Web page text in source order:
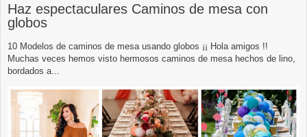
Haz espectaculares Caminos de mesa con
globos
10 Modelos de caminos de mesa usando globos ¡¡ Hola amigos !!
Muchas veces hemos visto hermosos caminos de mesa hechos de lino,
bordados a...